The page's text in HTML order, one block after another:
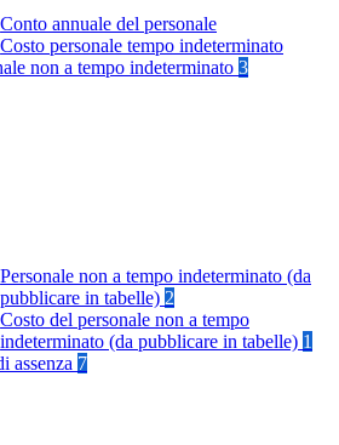
Conto annuale del personale
Costo personale tempo indeterminato
non a tempo indeterminato 3
Personale non a tempo indeterminato (da
pubblicare in tabelle) 2
Costo del personale non a tempo
indeterminato (da pubblicare in tabelle) 1
assenza 7